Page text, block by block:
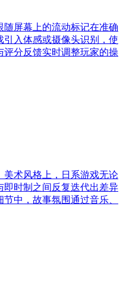
屏幕上的流动标记在准确
入体感或摄像头识别，使
分反馈实时调整玩家的操
美术风格上，日系游戏无论
时制之间反复迭代出差异
中，故事氛围通过音乐、